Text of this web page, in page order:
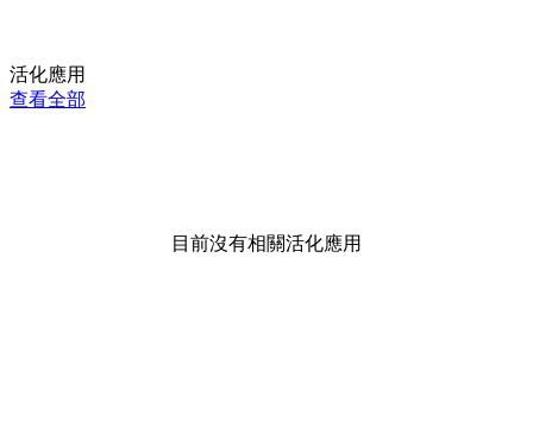
活化應用
查看全部
目前沒有相關活化應用